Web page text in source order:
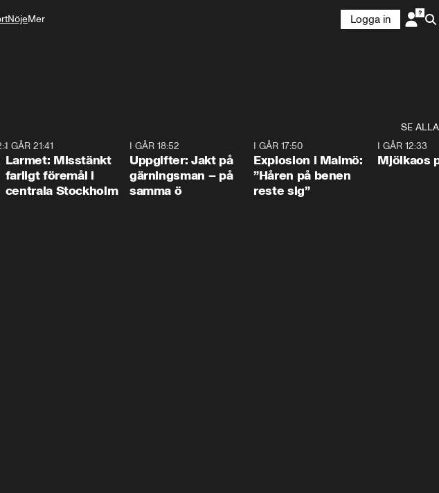
NöjeMer
Logga in
SE ALLA
I GÅR 21:41
Larmet: Misstänkt
farligt föremål i
centrala Stockholm
I GÅR 18:52
Uppgifter: Jakt på
gärningsman – på
samma ö
I GÅR 17:50
Explosion i Malmö:
”Håren på benen
reste sig”
I GÅR 12:33
Mjölkaos